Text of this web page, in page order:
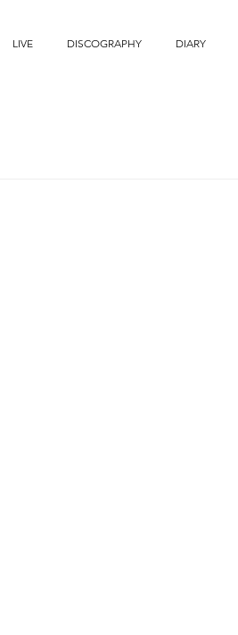
LIVE DISCOGRAPHY DIARY